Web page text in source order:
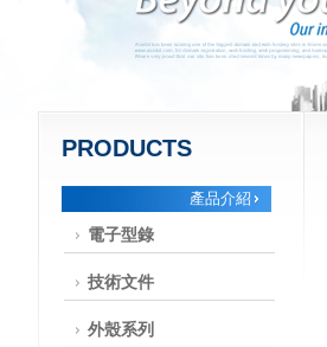
PRODUCTS
產品介紹
電子型錄
技術文件
外殼系列